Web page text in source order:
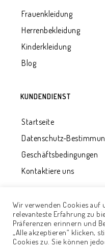
Frauenkleidung
Herrenbekleidung
Kinderkleidung
Blog
KUNDENDIENST
Startseite
Datenschutz-
Geschäftsbedingungen
Kontaktiere uns
© 2020 - UAB
Wir verwenden Cookies auf
relevanteste Erfahrung zu
Präferenzen erinnern und
„Alle akzeptieren“ klicken,
Cookies zu. Sie können